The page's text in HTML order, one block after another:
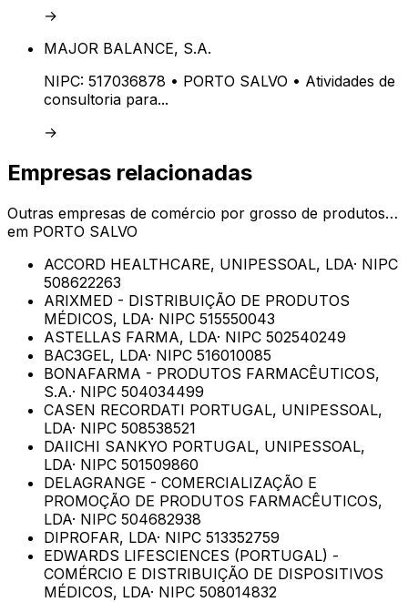
→
MAJOR BALANCE, S.A.
NIPC: 517036878 • PORTO SALVO • Atividades de
consultoria para...
→
Empresas relacionadas
Outras empresas de comércio por grosso de produtos…
em PORTO SALVO
ACCORD HEALTHCARE, UNIPESSOAL, LDA· NIPC
508622263
ARIXMED - DISTRIBUIÇÃO DE PRODUTOS
MÉDICOS, LDA· NIPC 515550043
ASTELLAS FARMA, LDA· NIPC 502540249
BAC3GEL, LDA· NIPC 516010085
BONAFARMA - PRODUTOS FARMACÊUTICOS,
S.A.· NIPC 504034499
CASEN RECORDATI PORTUGAL, UNIPESSOAL,
LDA· NIPC 508538521
DAIICHI SANKYO PORTUGAL, UNIPESSOAL,
LDA· NIPC 501509860
DELAGRANGE - COMERCIALIZAÇÃO E
PROMOÇÃO DE PRODUTOS FARMACÊUTICOS,
LDA· NIPC 504682938
DIPROFAR, LDA· NIPC 513352759
EDWARDS LIFESCIENCES (PORTUGAL) -
COMÉRCIO E DISTRIBUIÇÃO DE DISPOSITIVOS
MÉDICOS, LDA· NIPC 508014832